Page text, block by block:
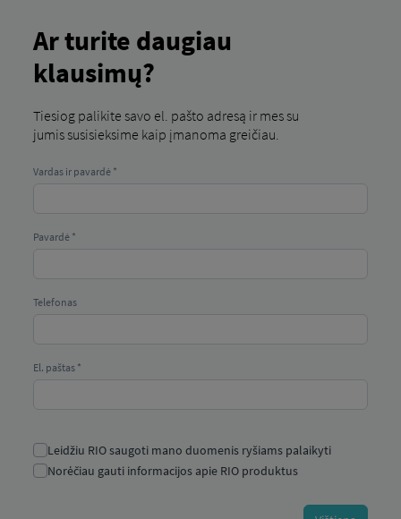
2–3 metų, o ne kaip paleidimo proceso dalis.
Ar turite daugiau
klausimų?
Tiesiog palikite savo el. pašto adresą ir mes su
jumis susisieksime kaip įmanoma greičiau.